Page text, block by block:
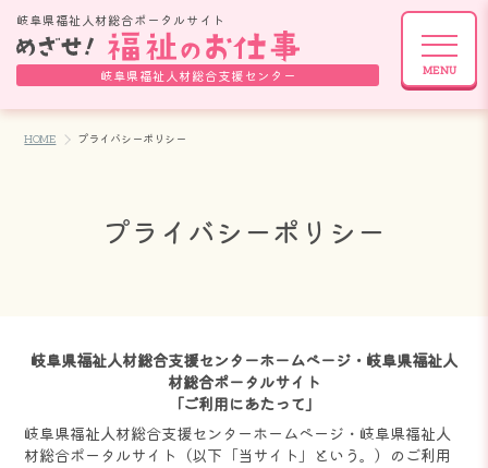
岐阜県福祉人材総合ポータルサイト
岐阜県福祉人材総合支援センター
ぎふ福祉の
魅力情報BOX☆
HOME プライバシーポリシー
プライバシーポリシー
岐阜県福祉人材総合支援センターホームページ・岐阜県福祉人
材総合ポータルサイト
「ご利用にあたって」
岐阜県福祉人材総合支援センターホームページ・岐阜県福祉人
材総合ポータルサイト（以下「当サイト」という。）のご利用